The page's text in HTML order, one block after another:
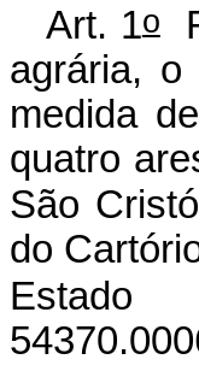
Art. 1o
agrária, o
medida
quatro
São
do
Estado